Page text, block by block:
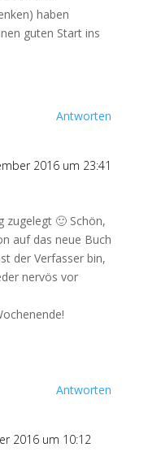
haben
guten Start ins
Antworten
2016 um 23:41
zugelegt 🙂 Schön,
auf das neue Buch
der Verfasser bin,
nervös vor
Antworten
2016 um 10:12